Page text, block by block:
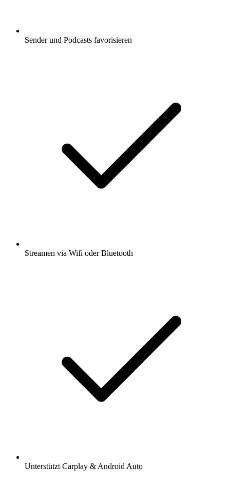
Sender und Podcasts favorisieren
Streamen via Wifi oder Bluetooth
Unterstützt Carplay & Android Auto